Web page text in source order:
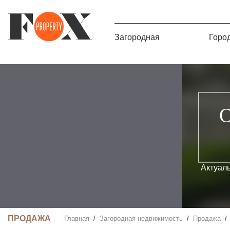
Загородная
ПРОДАЖА Главная Загородная недвижимость Продажа